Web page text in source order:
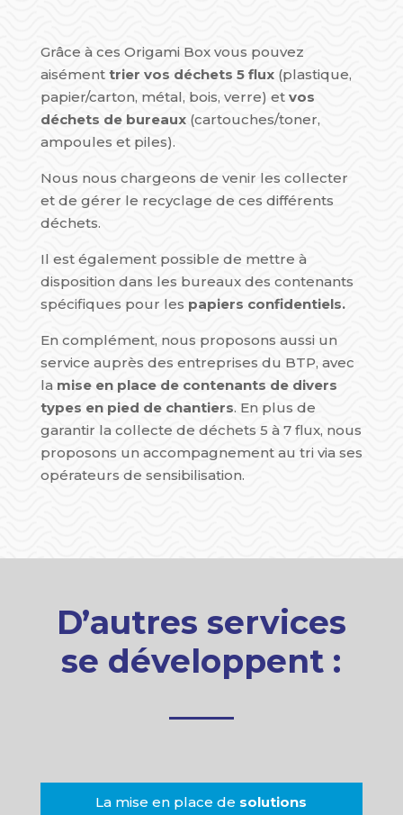
Grâce à ces Origami Box vous pouvez
aisément trier vos déchets 5 flux(plastique,
papier/carton, métal, bois, verre) et vos
déchets de bureaux(cartouches/toner,
ampoules et piles).
Nous nous chargeons de venir les collecter
et de gérer le recyclage de ces différents
déchets.
Il est également possible de mettre à
disposition dans les bureaux des contenants
spécifiques pour les papiers confidentiels.
En complément, nous proposons aussi un
service auprès des entreprises du BTP, avec
lamise en place de contenants de divers
types en pied de chantiers. En plus de
garantir la collecte de déchets 5 à 7 flux, nous
proposons un accompagnement au tri via ses
opérateurs de sensibilisation.
D’autres services
se développent :
La mise en place de solutions